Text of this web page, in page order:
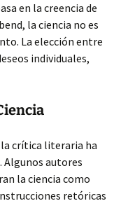
en la creencia de
la ciencia no es
La elección entre
individuales,
crítica literaria ha
Algunos autores
la ciencia como
retóricas